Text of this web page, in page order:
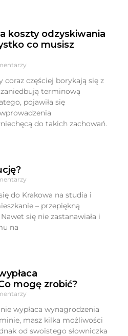
koszty odzyskiwania
co musisz
coraz częściej borykają się z
terminową
pojawiła się
do takich zachowań.
do Krakowa na studia i
– przepiękną
się nie zastanawiała i
na
mogę zrobić?
wypłaca wynagrodzenia
masz kilka możliwości
od swoistego słowniczka